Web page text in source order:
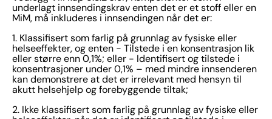
underlagt innsendingskrav enten det er et stoff eller en
MiM, må inkluderes i innsendingen når det er:
1. Klassifisert som farlig på grunnlag av fysiske eller
helseeffekter, og enten − Tilstede i en konsentrasjon lik
eller større enn 0,1%; eller − Identifisert og tilstede i
konsentrasjoner under 0,1% – med mindre innsenderen
kan demonstrere at det er irrelevant med hensyn til
akutt helsehjelp og forebyggende tiltak;
2. Ikke klassifisert som farlig på grunnlag av fysiske eller